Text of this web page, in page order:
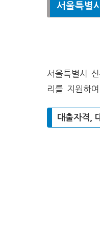
서울특별
서울특별시
리를 지원하
대출자격,